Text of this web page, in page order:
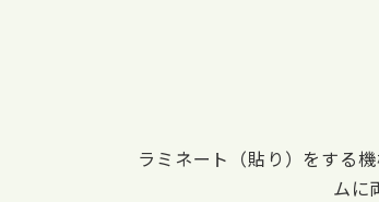
ラミネート（貼り）をする
ムに